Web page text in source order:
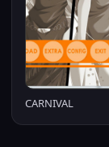
CARNIVAL